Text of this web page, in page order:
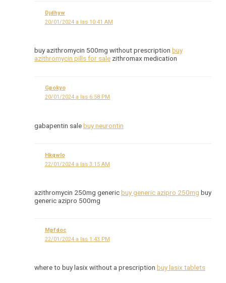
Djdhyw
20/01/2024 a las 10:41 AM
buy azithromycin 500mg without prescription buy
azithromycin pills for sale zithromax medication
Gpokyo
20/01/2024 a las 6:58 PM
gabapentin salebuy neurontin
Hkqwlo
22/01/2024 a las 3:15 AM
azithromycin 250mg genericbuy generic azipro 250mg buy
generic azipro 500mg
Mpfdoc
22/01/2024 a las 1:43 PM
where to buy lasix without a prescription buy lasix tablets